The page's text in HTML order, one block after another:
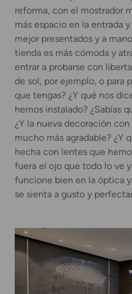
reforma, con el mostrador
más espacio en la entrada
mejor presentados y a
tienda es más cómoda y
entrar a probarse con
de sol, por ejemplo, o para
que tengas? ¿Y qué nos
hemos instalado? ¿Sabías
¿Y la nueva decoración
mucho más agradable? ¿Y
hecha con lentes que
fuera el ojo que todo lo ve
funcione bien en la óptica
se sienta a gusto y